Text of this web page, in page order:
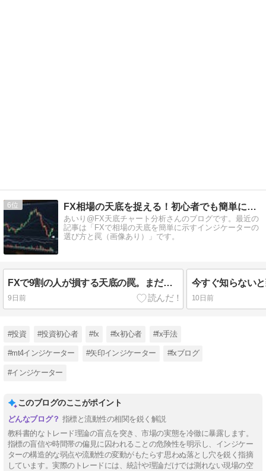
6 FX相場の天底を捉える！初心者でも簡単に利益を狙える
あいり@FX天底チャート分析さんのブログです。最近の
記事は「FXで相場の天底を簡単に示すインジケーターの
選び方と罠（画像あり）」です。
FXで9割の人が損する天底の罠。まだそのインジケーターを信じますか？
9日前 10日前
#投資 #投資初心者 #fx #fx初心者 #fx手法
#mt4インジケーター #矢印インジケーター #fxブログ
#インジケーター
このブログのここがポイント
指標と流動性の相関を鋭く解説
教科書的なトレード理論の盲点を突き、市場の実態を冷徹に暴露します。
指標の盲信や時間帯の偏見に囚われることの危険性を明示し、インジケー
ターの構造的な弱点や流動性の変動がもたらす思わぬ落とし穴を鋭く指摘
しています。実際のトレードには、統計や理論だけでは測れない現場の空